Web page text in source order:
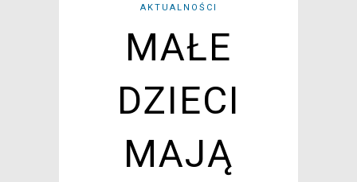
AKTUALNOŚCI
MAŁE
DZIECI
MAJĄ